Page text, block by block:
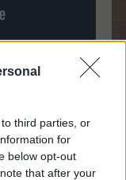
third parties, or
for
below opt-out
that after your